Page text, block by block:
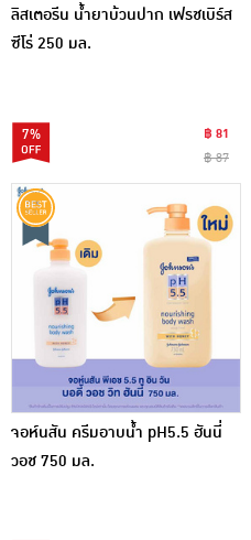
ลิสเตอรีน น้ำยาบ้วนปาก เฟรชเบิร์ส
ซีโร่ 250 มล.
7%
฿ 81
฿ 87
จอห์นสัน ครีมอาบน้ำ pH5.5 ฮันนี่
วอช 750 มล.